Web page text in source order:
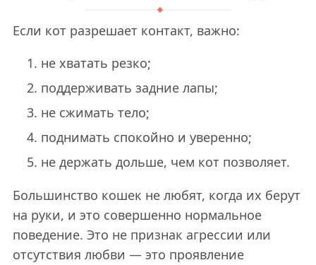
Если кот разрешает контакт, важно:
не хватать резко;
поддерживать задние лапы;
не сжимать тело;
поднимать спокойно и уверенно;
не держать дольше, чем кот позволяет.
Большинство кошек не любят, когда их берут
на руки, и это совершенно нормальное
поведение. Это не признак агрессии или
отсутствия любви — это проявление